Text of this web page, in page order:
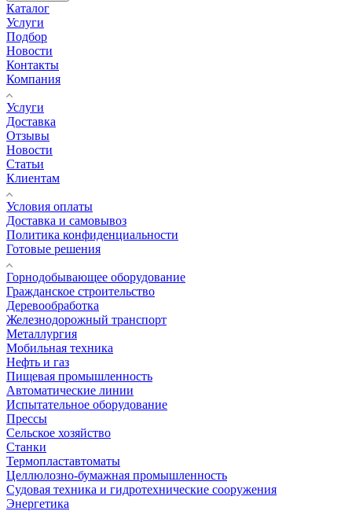
Каталог
Услуги
Подбор
Новости
Контакты
Компания
Услуги
Доставка
Отзывы
Новости
Статьи
Клиентам
Условия оплаты
Доставка и самовывоз
Политика конфиденциальности
Готовые решения
Горнодобывающее оборудование
Гражданское строительство
Деревообработка
Железнодорожный транспорт
Металлургия
Мобильная техника
Нефть и газ
Пищевая промышленность
Автоматические линии
Испытательное оборудование
Прессы
Сельское хозяйство
Станки
Термопластавтоматы
Целлюлозно-бумажная промышленность
Судовая техника и гидротехнические сооружения
Энергетика